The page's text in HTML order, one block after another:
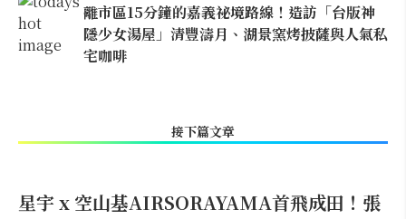
離市區15分鐘的嘉義祕境路線！造訪「台版神
隱少女湯屋」清豐濤月、湖景窯烤披薩與人氣私
宅咖啡
接下篇文章
星宇 x 空山基AIRSORAYAMA首飛成田！張